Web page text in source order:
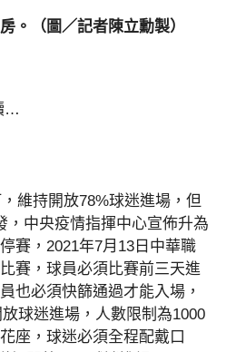
。（圖／記者陳立勳製）
…
維持開放78%球迷進場，但
，中央疫情指揮中心宣佈升為
賽，2021年7月13日中華職
賽，球員必須比賽前三天進
也必須快篩通過才能入場，
球迷進場，人數限制為1000
座，球迷必須全程配戴口